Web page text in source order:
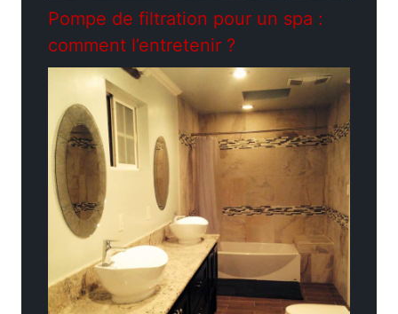
Pompe de filtration pour un spa :
comment l’entretenir ?